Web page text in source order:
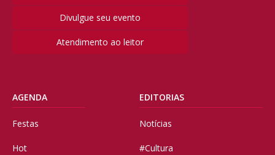
Divulgue seu evento
Atendimento ao leitor
AGENDA
Festas
Hot
EDITORIAS
Notícias
#Cultura